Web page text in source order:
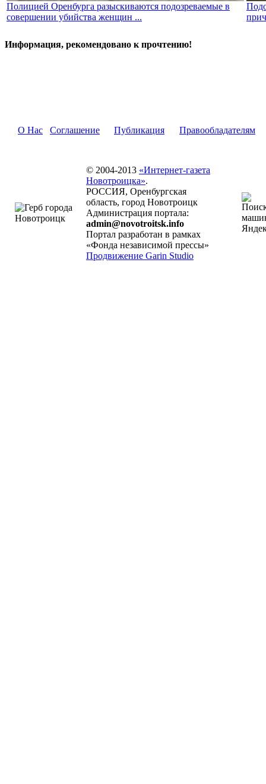
Полицией Оренбурга разыскиваются подозреваемые в
совершении убийства женщин ...
Информация, рекомендовано к прочтению!
О Нас Соглашение Публикация Правообладателям
© 2004-2013 «Интернет-газета
Новотроицка».
РОССИЯ, Оренбургская
область, город Новотроицк
Администрация портала:
admin@novotroitsk.info
Портал разработан в рамках
«Фонда независимой прессы»
Продвижение Garin Studio